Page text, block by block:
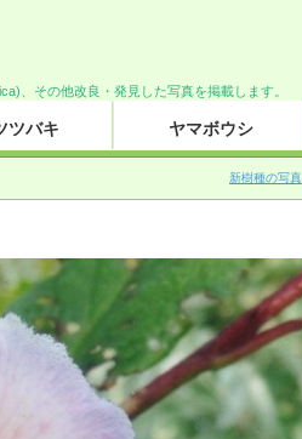
、その他改良・発見した写真を掲載します。
ツバキ ヤマボウシ
新樹種の写真